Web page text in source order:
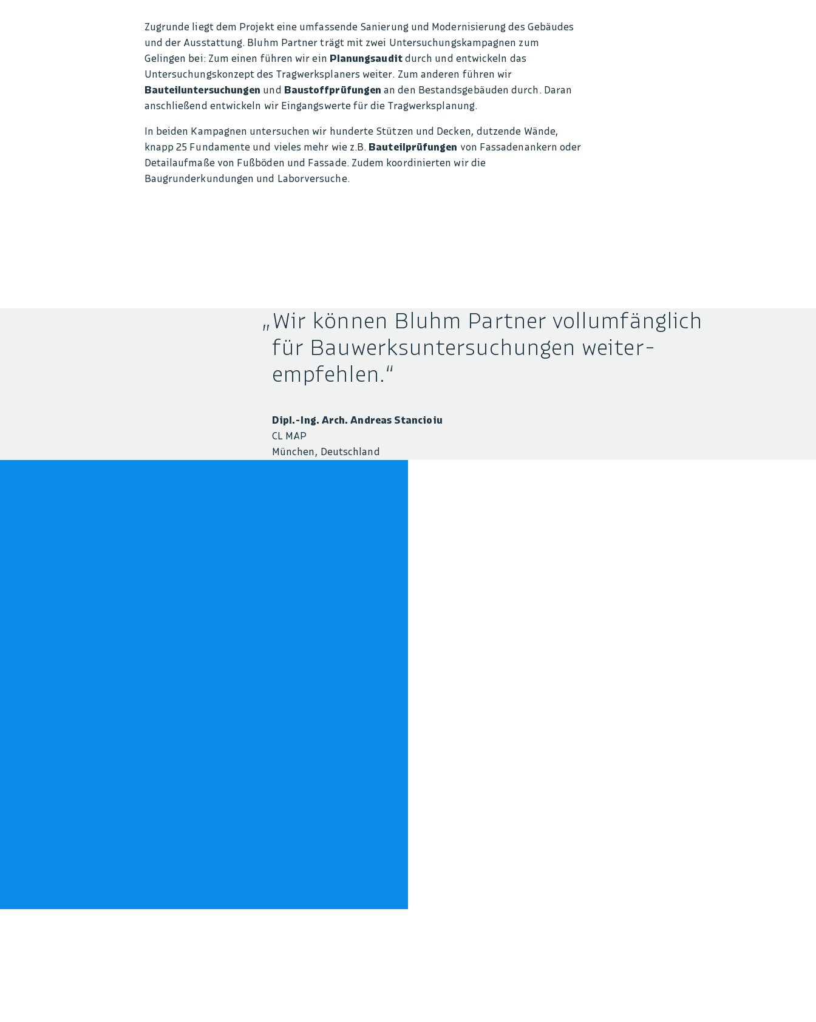
Zugrunde liegt dem Projekt eine umfassende Sanierung und Modernisierung des Gebäudes
und der Ausstattung. Bluhm Partner trägt mit zwei Untersuchungskampagnen zum
Gelingen bei: Zum einen führen wir ein Planungsauditdurch und entwickeln das
Untersuchungskonzept des Tragwerksplaners weiter. Zum anderen führen wir
Bauteiluntersuchungen und Baustoffprüfungen an den Bestandsgebäuden durch. Daran
anschließend entwickeln wir Eingangswerte für die Tragwerksplanung.
In beiden Kampagnen untersuchen wir hunderte Stützen und Decken, dutzende Wände,
knapp 25 Fundamente und vieles mehr wie z.B. Bauteilprüfungen von Fassadenankern oder
Detailaufmaße von Fußböden und Fassade. Zudem koordinierten wir die
Baugrunderkundungen und Laborversuche.
Wir können Bluhm Partner vollumfänglich
für Bauwerks­untersuchungen weiter­
empfehlen.
Dipl.-Ing. Arch. Andreas Stancioiu
CL MAP
München, Deutschland